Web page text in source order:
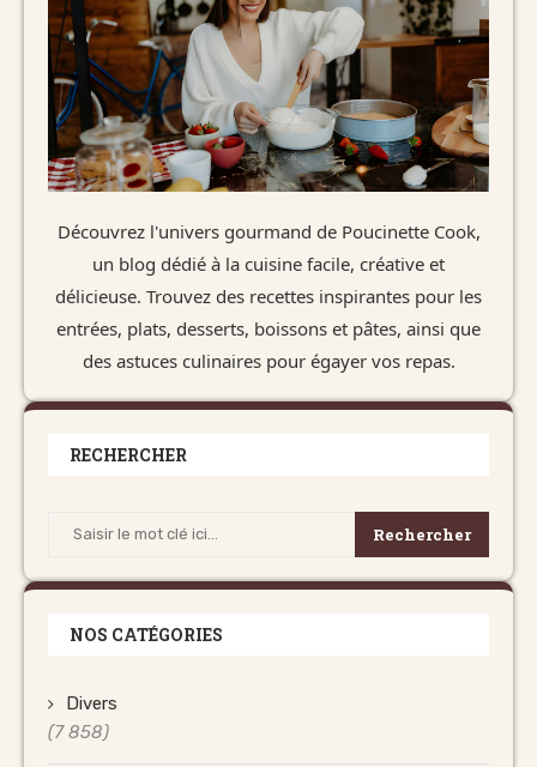
Découvrez l'univers gourmand de Poucinette Cook,
un blog dédié à la cuisine facile, créative et
délicieuse. Trouvez des recettes inspirantes pour les
entrées, plats, desserts, boissons et pâtes, ainsi que
des astuces culinaires pour égayer vos repas.
RECHERCHER
Rechercher
NOS CATÉGORIES
Divers
(7 858)